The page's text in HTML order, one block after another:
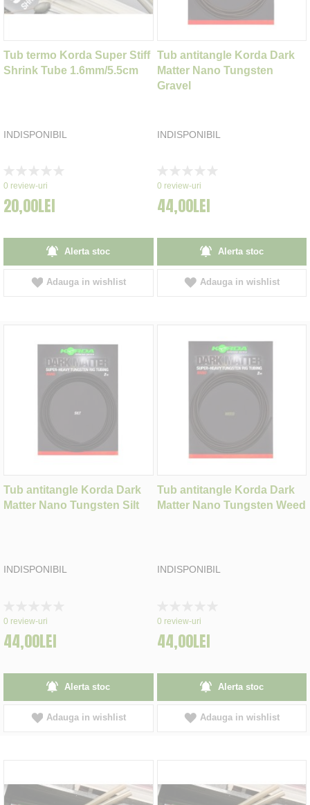
Tub termo Korda Super Stiff
Shrink Tube 1.6mm/5.5cm
INDISPONIBIL
0%
0 review-uri
20,00LEI
Alerta stoc
Adauga in wishlist
Tub antitangle Korda Dark
Matter Nano Tungsten
Gravel
INDISPONIBIL
0%
0 review-uri
44,00LEI
Alerta stoc
Adauga in wishlist
Tub antitangle Korda Dark
Matter Nano Tungsten Silt
INDISPONIBIL
0%
0 review-uri
44,00LEI
Alerta stoc
Adauga in wishlist
Tub antitangle Korda Dark
Matter Nano Tungsten Weed
INDISPONIBIL
0%
0 review-uri
44,00LEI
Alerta stoc
Adauga in wishlist